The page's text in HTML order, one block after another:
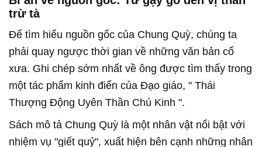
trừ tà
Để tìm hiểu nguồn gốc của Chung Quỳ, chúng ta
phải quay ngược thời gian về những văn bản cổ
xưa. Ghi chép sớm nhất về ông được tìm thấy trong
một tác phẩm kinh điển của Đạo giáo, " Thái
Thượng Động Uyên Thần Chú Kinh ".
Sách mô tả Chung Quỳ là một nhân vật nổi bật với
nhiệm vụ "giết quỷ", xuất hiện bên cạnh những nhân